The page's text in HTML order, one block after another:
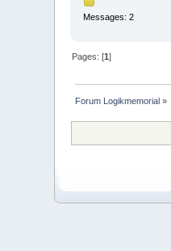
Messages: 2
Pages: [1]
Forum Logikmemorial »